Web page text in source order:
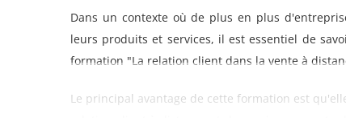
Dans un contexte où de plus en plus
leurs produits et services, il est essentiel de
formation "La relation client dans la vente à
Le principal avantage de cette formation est